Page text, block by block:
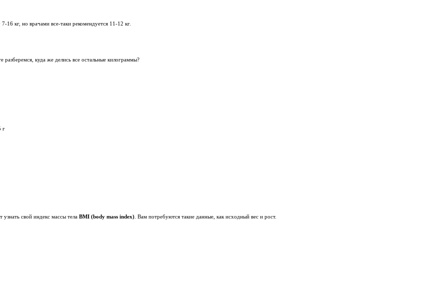
кг, но врачами все-таки рекомендуется 11-12 кг.
куда же делись все остальные килограммы?
г
свой индекс массы тела BMI (body mass index) . Вам потребуются такие данные, как исходный вес и рост.